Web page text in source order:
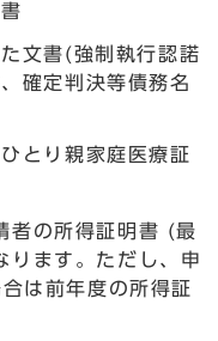
文書(強制執行認諾
確定判決等債務名
とり親家庭医療証
者の所得証明書 (最
ります。ただし、申
は前年度の所得証